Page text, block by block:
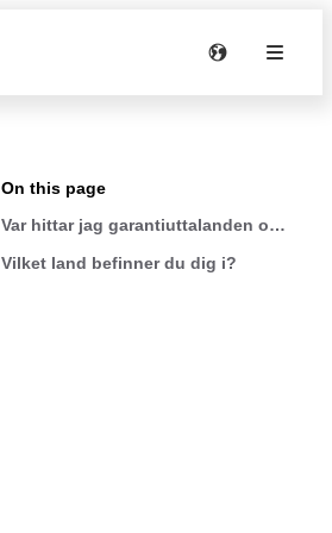
On this page
Var hittar jag garantiuttalanden om min
Vilket land befinner du dig i?